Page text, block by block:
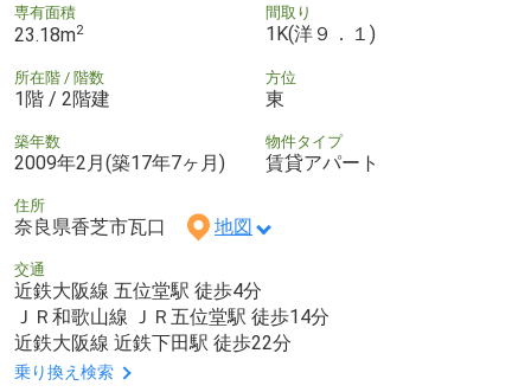
専有面積
23.18m2
間取り
1K(洋９．１)
所在階 / 階数
1階 / 2階建
方位
東
築年数
2009年2月(築17年7ヶ月)
物件タイプ
賃貸アパート
住所
奈良県香芝市瓦口 地図
交通
近鉄大阪線 五位堂駅 徒歩4分
ＪＲ和歌山線 ＪＲ五位堂駅 徒歩14分
近鉄大阪線 近鉄下田駅 徒歩22分
乗り換え検索